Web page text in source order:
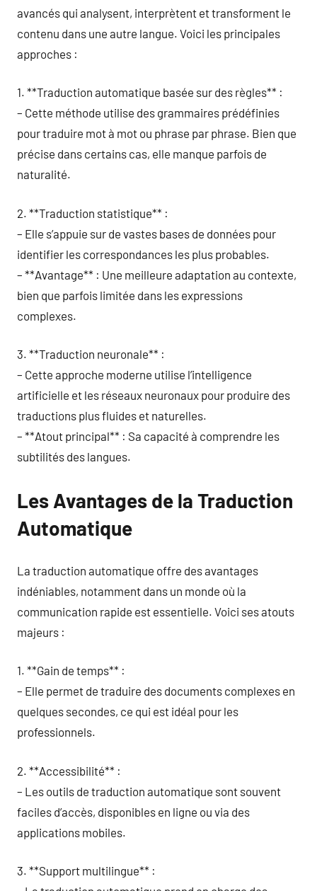
avancés qui analysent, interprètent et transforment le
contenu dans une autre langue. Voici les principales
approches :
1. **Traduction automatique basée sur des règles** :
– Cette méthode utilise des grammaires prédéfinies
pour traduire mot à mot ou phrase par phrase. Bien que
précise dans certains cas, elle manque parfois de
naturalité.
2. **Traduction statistique** :
– Elle s’appuie sur de vastes bases de données pour
identifier les correspondances les plus probables.
– **Avantage** : Une meilleure adaptation au contexte,
bien que parfois limitée dans les expressions
complexes.
3. **Traduction neuronale** :
– Cette approche moderne utilise l’intelligence
artificielle et les réseaux neuronaux pour produire des
traductions plus fluides et naturelles.
– **Atout principal** : Sa capacité à comprendre les
subtilités des langues.
Les Avantages de la Traduction
Automatique
La traduction automatique offre des avantages
indéniables, notamment dans un monde où la
communication rapide est essentielle. Voici ses atouts
majeurs :
1. **Gain de temps** :
– Elle permet de traduire des documents complexes en
quelques secondes, ce qui est idéal pour les
professionnels.
2. **Accessibilité** :
– Les outils de traduction automatique sont souvent
faciles d’accès, disponibles en ligne ou via des
applications mobiles.
3. **Support multilingue** :